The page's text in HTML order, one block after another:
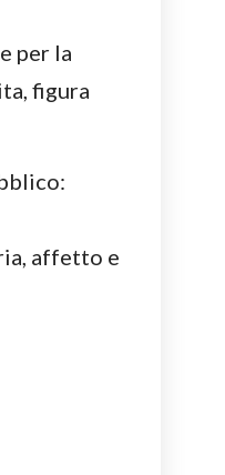
per la
figura
affetto e